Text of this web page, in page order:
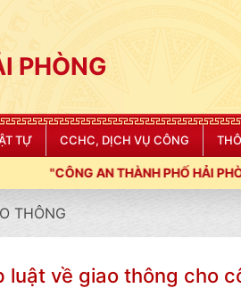
PHÒNG
TỰ CCHC, DỊCH VỤ CÔNG
PHỐ HẢI PHÒNG SIẾT CHẶT KỶ
THÔNG
về giao thông cho